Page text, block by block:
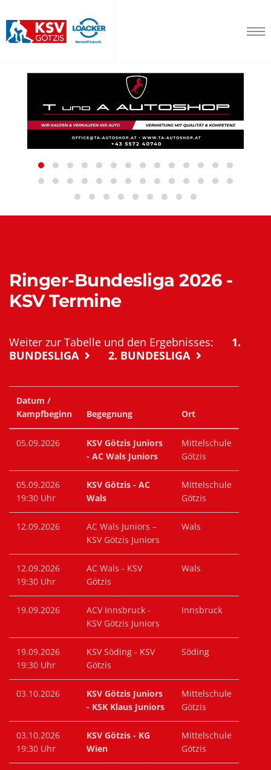
Ringer-Bundesliga 2026 -
KSV Termine
Weiter zur Tabelle und den Ergebnisses: 1.
BUNDESLIGA
2. BUNDESLIGA
Datum /
Kampfbeginn
Begegnung Ort
05.09.2026
KSV Götzis Juniors
- AC Wals Juniors
Mittelschule
Götzis
05.09.2026
19:30 Uhr
KSV Götzis - AC
Wals
Mittelschule
Götzis
12.09.2026
AC Wals Juniors –
KSV Götzis Juniors
Wals
12.09.2026
19:30 Uhr
AC Wals - KSV
Götzis
Wals
19.09.2026
ACV Innsbruck -
KSV Götzis Juniors
Innsbruck
19.09.2026
19:30 Uhr
KSV Söding - KSV
Götzis
Söding
03.10.2026
KSV Götzis Juniors
- KSK Klaus Juniors
Mittelschule
Götzis
03.10.2026
19:30 Uhr
KSV Götzis - KG
Wien
Mittelschule
Götzis